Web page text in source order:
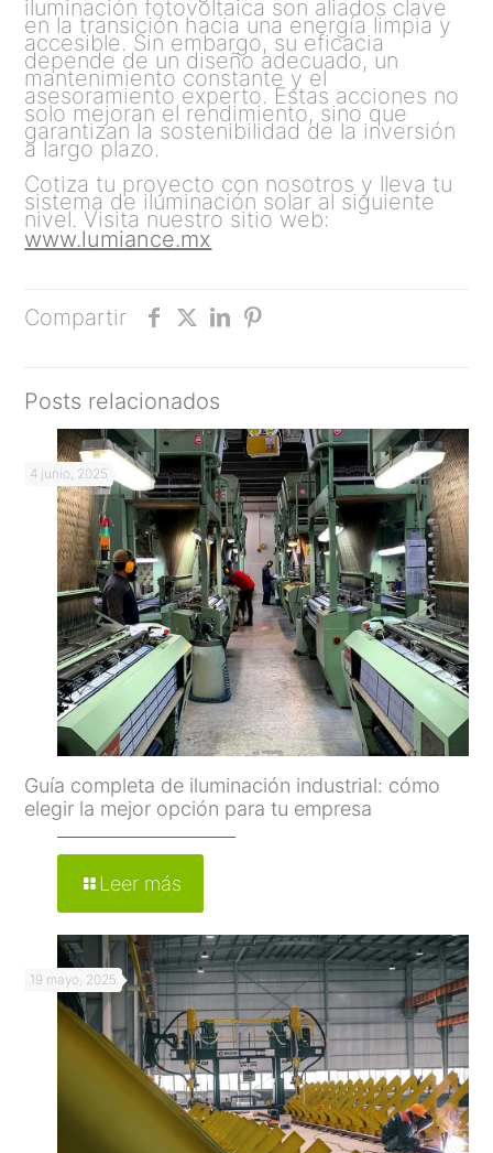
iluminación fotovoltaica son aliados clave
en la transición hacia una energía limpia y
accesible. Sin embargo, su eficacia
depende de un diseño adecuado, un
mantenimiento constante y el
asesoramiento experto. Estas acciones no
solo mejoran el rendimiento, sino que
garantizan la sostenibilidad de la inversión
a largo plazo.
Cotiza tu proyecto con nosotros y lleva tu
sistema de iluminación solar al siguiente
nivel. Visita nuestro sitio web:
www.lumiance.mx
Compartir
Posts relacionados
4 junio, 2025
Guía completa de iluminación industrial: cómo
elegir la mejor opción para tu empresa
Leer más
19 mayo, 2025